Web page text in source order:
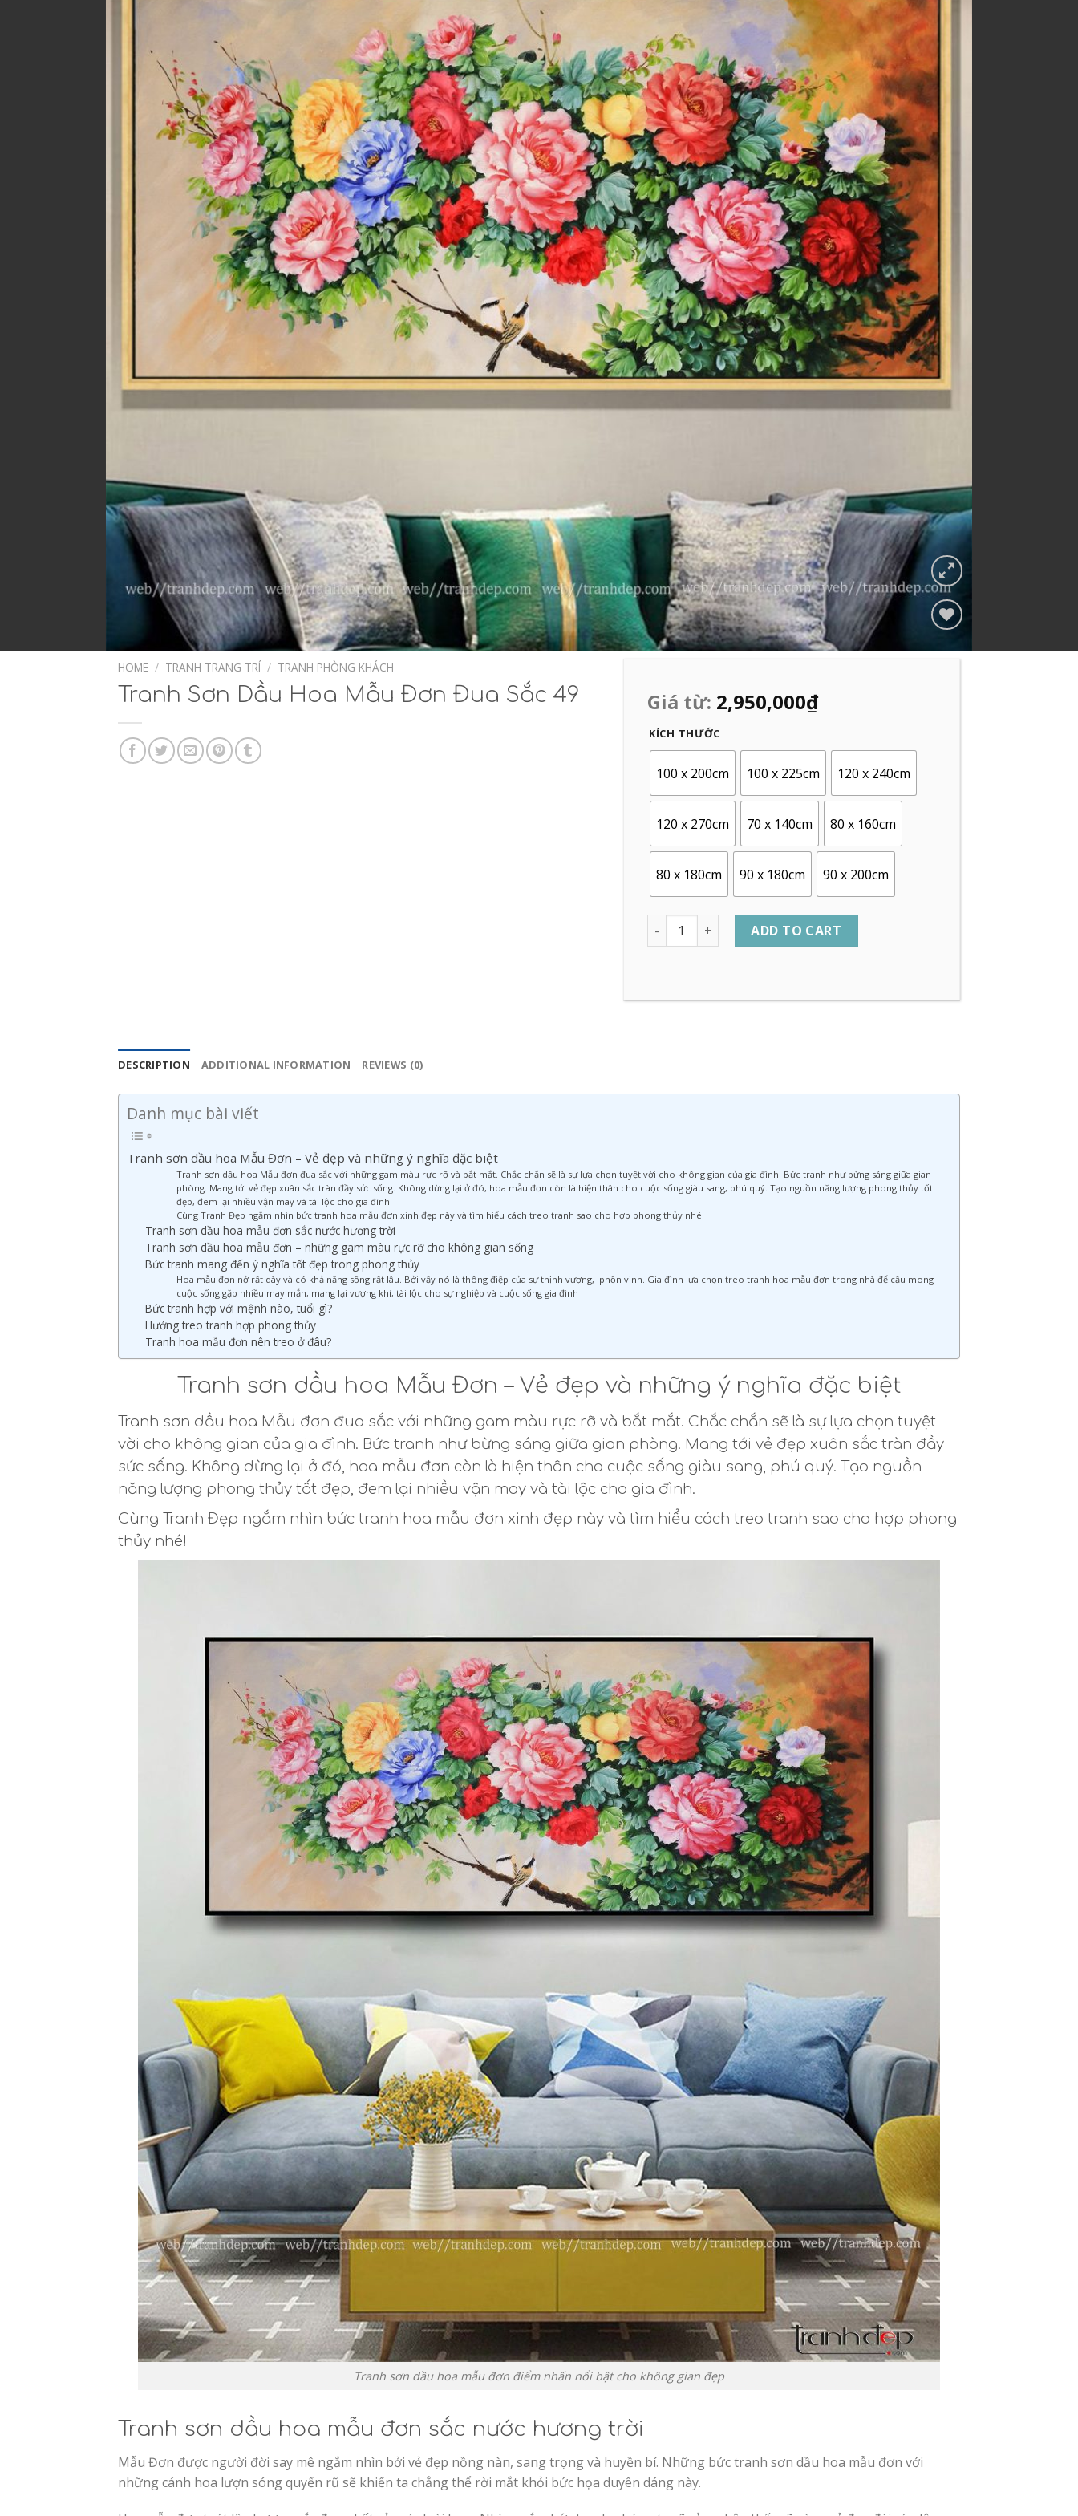
HOME / TRANH TRANG TRÍ / TRANH PHÒNG KHÁCH
Tranh Sơn Dầu Hoa Mẫu Đơn Đua Sắc 49 Giá từ: 2,950,000₫
KÍCH THƯỚC
100 x 200cm 100 x 225cm 120 x 240cm
120 x 270cm 70 x 140cm 80 x 160cm
80 x 180cm 90 x 180cm 90 x 200cm
Quantity ADD TO CART
DESCRIPTION ADDITIONAL INFORMATION REVIEWS (0)
Danh mục bài viết
Tranh sơn dầu hoa Mẫu Đơn – Vẻ đẹp và những ý nghĩa đặc biệt
Tranh sơn dầu hoa Mẫu đơn đua sắc với những gam màu rực rỡ và bắt mắt. Chắc chắn sẽ là sự lựa chọn tuyệt vời cho không gian của gia đình. Bức tranh như bừng sáng giữa gian
phòng. Mang tới vẻ đẹp xuân sắc tràn đầy sức sống. Không dừng lại ở đó, hoa mẫu đơn còn là hiện thân cho cuộc sống giàu sang, phú quý. Tạo nguồn năng lượng phong thủy tốt
đẹp, đem lại nhiều vận may và tài lộc cho gia đình.
Cùng Tranh Đẹp ngắm nhìn bức tranh hoa mẫu đơn xinh đẹp này và tìm hiểu cách treo tranh sao cho hợp phong thủy nhé!
Tranh sơn dầu hoa mẫu đơn sắc nước hương trời
Tranh sơn dầu hoa mẫu đơn – những gam màu rực rỡ cho không gian sống
Bức tranh mang đến ý nghĩa tốt đẹp trong phong thủy
Hoa mẫu đơn nở rất dày và có khả năng sống rất lâu. Bởi vậy nó là thông điệp của sự thịnh vượng, phồn vinh. Gia đình lựa chọn treo tranh hoa mẫu đơn trong nhà để cầu mong
cuộc sống gặp nhiều may mắn, mang lại vượng khí, tài lộc cho sự nghiệp và cuộc sống gia đình
Bức tranh hợp với mệnh nào, tuổi gì?
Hướng treo tranh hợp phong thủy
Tranh hoa mẫu đơn nên treo ở đâu?
Tranh sơn dầu hoa Mẫu Đơn – Vẻ đẹp và những ý nghĩa đặc biệt
Tranh sơn dầu hoa Mẫu đơn đua sắc với những gam màu rực rỡ và bắt mắt. Chắc chắn sẽ là sự lựa chọn tuyệt
vời cho không gian của gia đình. Bức tranh như bừng sáng giữa gian phòng. Mang tới vẻ đẹp xuân sắc tràn đầy
sức sống. Không dừng lại ở đó, hoa mẫu đơn còn là hiện thân cho cuộc sống giàu sang, phú quý. Tạo nguồn
năng lượng phong thủy tốt đẹp, đem lại nhiều vận may và tài lộc cho gia đình.
Cùng Tranh Đẹp ngắm nhìn bức tranh hoa mẫu đơn xinh đẹp này và tìm hiểu cách treo tranh sao cho hợp phong
thủy nhé!
Tranh sơn dầu hoa mẫu đơn điểm nhấn nổi bật cho không gian đẹp
Tranh sơn dầu hoa mẫu đơn sắc nước hương trời
Mẫu Đơn được người đời say mê ngắm nhìn bởi vẻ đẹp nồng nàn, sang trọng và huyền bí. Những bức tranh sơn dầu hoa mẫu đơn với
những cánh hoa lượn sóng quyến rũ sẽ khiến ta chẳng thể rời mắt khỏi bức họa duyên dáng này.